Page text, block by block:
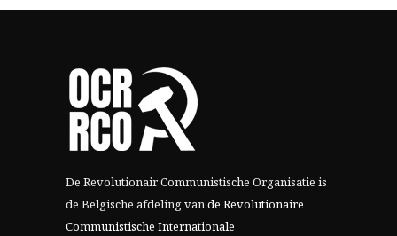
De Revolutionair Communistische Organisatie is
de Belgische afdeling vande Revolutionaire
Communistische Internationale